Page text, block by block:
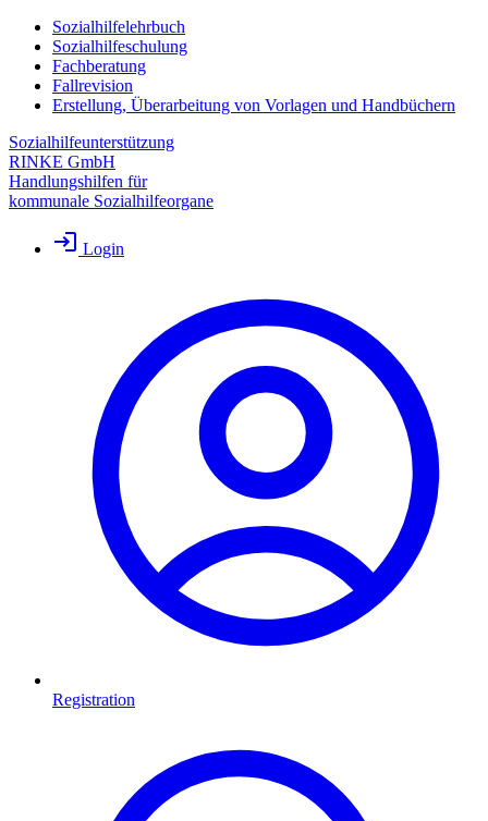
Sozialhilfelehrbuch
Sozialhilfeschulung
Fachberatung
Fallrevision
Erstellung, Überarbeitung von Vorlagen und Handbüchern
Sozialhilfeunterstützung
RINKE GmbH
Handlungshilfen für
kommunale Sozialhilfeorgane
Login
Registration